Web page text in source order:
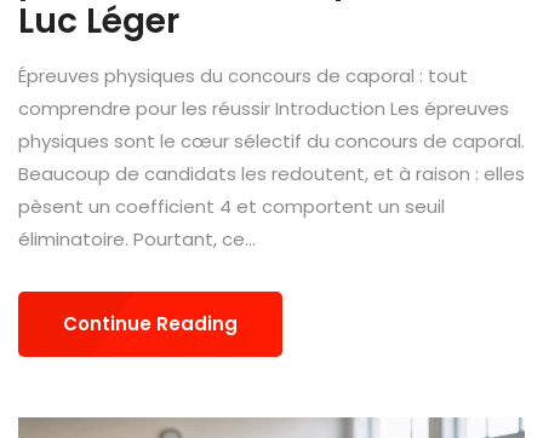
Luc Léger
Épreuves physiques du concours de caporal : tout
comprendre pour les réussir Introduction Les épreuves
physiques sont le cœur sélectif du concours de caporal.
Beaucoup de candidats les redoutent, et à raison : elles
pèsent un coefficient 4 et comportent un seuil
éliminatoire. Pourtant, ce...
Continue Reading